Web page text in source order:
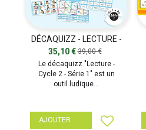
DÉCAQUIZZ - LECTURE -
SÉRIE 1
35,10 €39,00 €
Le décaquizz "Lecture -
Cycle 2 - Série 1" est un
outil ludique...
AJOUTER